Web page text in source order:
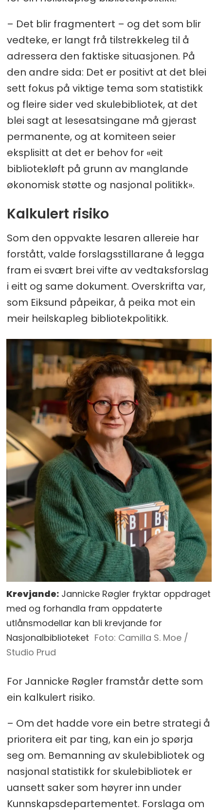
– Det blir fragmentert – og det som blir
vedteke, er langt frå tilstrekkeleg til å
adressera den faktiske situasjonen. På
den andre sida: Det er positivt at det blei
sett fokus på viktige tema som statistikk
og fleire sider ved skulebibliotek, at det
blei sagt at lesesatsingane må gjerast
permanente, og at komiteen seier
eksplisitt at det er behov for «eit
bibliotekløft på grunn av manglande
økonomisk støtte og nasjonal politikk».
Kalkulert risiko
Som den oppvakte lesaren allereie har
forstått, valde forslagsstillarane å legga
fram ei svært brei vifte av vedtaksforslag
i eitt og same dokument. Overskrifta var,
som Eiksund påpeikar, å peika mot ein
meir heilskapleg bibliotekpolitikk.
Krevjande: Jannicke Røgler fryktar oppdraget
med og forhandla fram oppdaterte
utlånsmodellar kan bli krevjande for
Nasjonalbiblioteket
Camilla S. Moe /
Studio Prud
For Jannicke Røgler framstår dette som
ein kalkulert risiko.
– Om det hadde vore ein betre strategi å
prioritera eit par ting, kan ein jo spørja
seg om. Bemanning av skulebibliotek og
nasjonal statistikk for skulebibliotek er
uansett saker som høyrer inn under
Kunnskapsdepartementet. Forslaga om